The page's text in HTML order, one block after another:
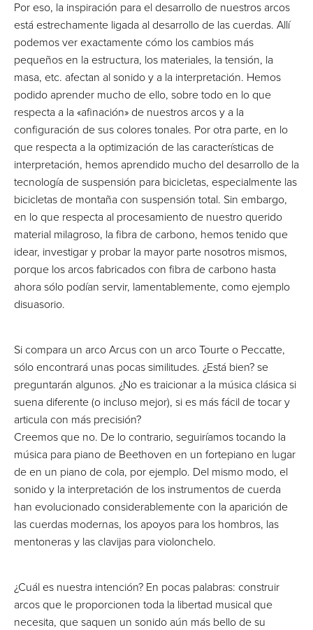
Por eso, la inspiración para el desarrollo de nuestros arcos
está estrechamente ligada al desarrollo de las cuerdas. Allí
podemos ver exactamente cómo los cambios más
pequeños en la estructura, los materiales, la tensión, la
masa, etc. afectan al sonido y a la interpretación. Hemos
podido aprender mucho de ello, sobre todo en lo que
respecta a la «afinación» de nuestros arcos y a la
configuración de sus colores tonales. Por otra parte, en lo
que respecta a la optimización de las características de
interpretación, hemos aprendido mucho del desarrollo de la
tecnología de suspensión para bicicletas, especialmente las
bicicletas de montaña con suspensión total. Sin embargo,
en lo que respecta al procesamiento de nuestro querido
material milagroso, la fibra de carbono, hemos tenido que
idear, investigar y probar la mayor parte nosotros mismos,
porque los arcos fabricados con fibra de carbono hasta
ahora sólo podían servir, lamentablemente, como ejemplo
disuasorio.
Si compara un arco Arcus con un arco Tourte o Peccatte,
sólo encontrará unas pocas similitudes. ¿Está bien? se
preguntarán algunos. ¿No es traicionar a la música clásica si
suena diferente (o incluso mejor), si es más fácil de tocar y
articula con más precisión?
Creemos que no. De lo contrario, seguiríamos tocando la
música para piano de Beethoven en un fortepiano en lugar
de en un piano de cola, por ejemplo. Del mismo modo, el
sonido y la interpretación de los instrumentos de cuerda
han evolucionado considerablemente con la aparición de
las cuerdas modernas, los apoyos para los hombros, las
mentoneras y las clavijas para violonchelo.
¿Cuál es nuestra intención? En pocas palabras: construir
arcos que le proporcionen toda la libertad musical que
necesita, que saquen un sonido aún más bello de su